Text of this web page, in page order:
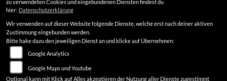
RECHTLICHES
AGB
Impressum
Datenschutz
zu verwendeten Cookies und eingebundenen Diensten findest du
hier: Datenschutzerklärung
Wir verwenden auf dieser Website folgende Dienste, welche erst nach deiner aktiven
Zustimmung eingebunden werden.
Bitte hake dazu den jeweiligen Dienst an und klicke auf Übernehmen:
Google Analytics
Google Maps und Youtube
Optional kann mit Klick auf Alles akzeptieren der Nutzung aller Dienste zugestimmt